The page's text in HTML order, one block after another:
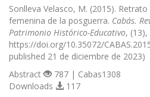
Sonlleva Velasco, M. (2015).
femenina de la posguerra. Cabás.
Patrimonio Histórico-Educativo, (13),
https://doi.org/10.35072/
published 21 de diciembre de 2023)
Abstract
787 | Cabas1308
Downloads
117